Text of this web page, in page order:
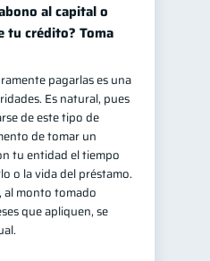
al capital o
tu crédito? Toma
pagarlas es una
Es natural, pues
de este tipo de
de tomar un
tu entidad el tiempo
o la vida del préstamo.
al monto tomado
que apliquen, se